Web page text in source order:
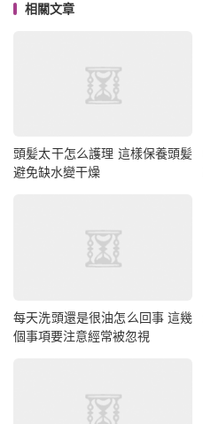
相關文章
頭髪太干怎么護理 這樣保養頭髪
避免缺水變干燥
每天洗頭還是很油怎么回事 這幾
個事項要注意經常被忽視